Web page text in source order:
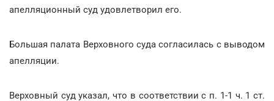
апелляционный суд удовлетворил его.
Большая палата Верховного суда согласилась с выводом
апелляции.
Верховный суд указал, что в соответствии с п. 1-1 ч. 1 ст.